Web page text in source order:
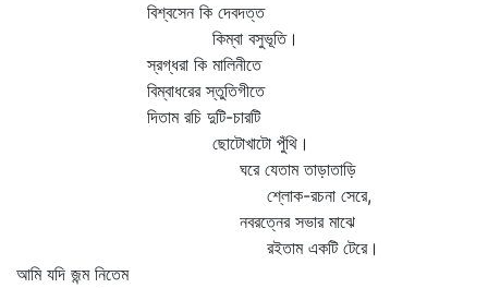
বিশ্বসেন কি দেবদত্ত
কিম্বা বসুভূতি।
স্রগ্‌ধরা কি মালিনীতে
বিম্বাধরের স্তুতিগীতে
দিতাম রচি দুটি-চারটি
ছোটোখাটো পুঁথি।
ঘরে যেতাম তাড়াতাড়ি
শ্লোক-রচনা সেরে,
নবরত্নের সভার মাঝে
রইতাম একটি টেরে।
আমি যদি জন্ম নিতেম